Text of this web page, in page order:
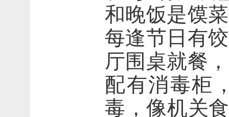
和晚饭是馍
每逢节日有
厅围桌就餐
配有消毒柜
毒，像机关